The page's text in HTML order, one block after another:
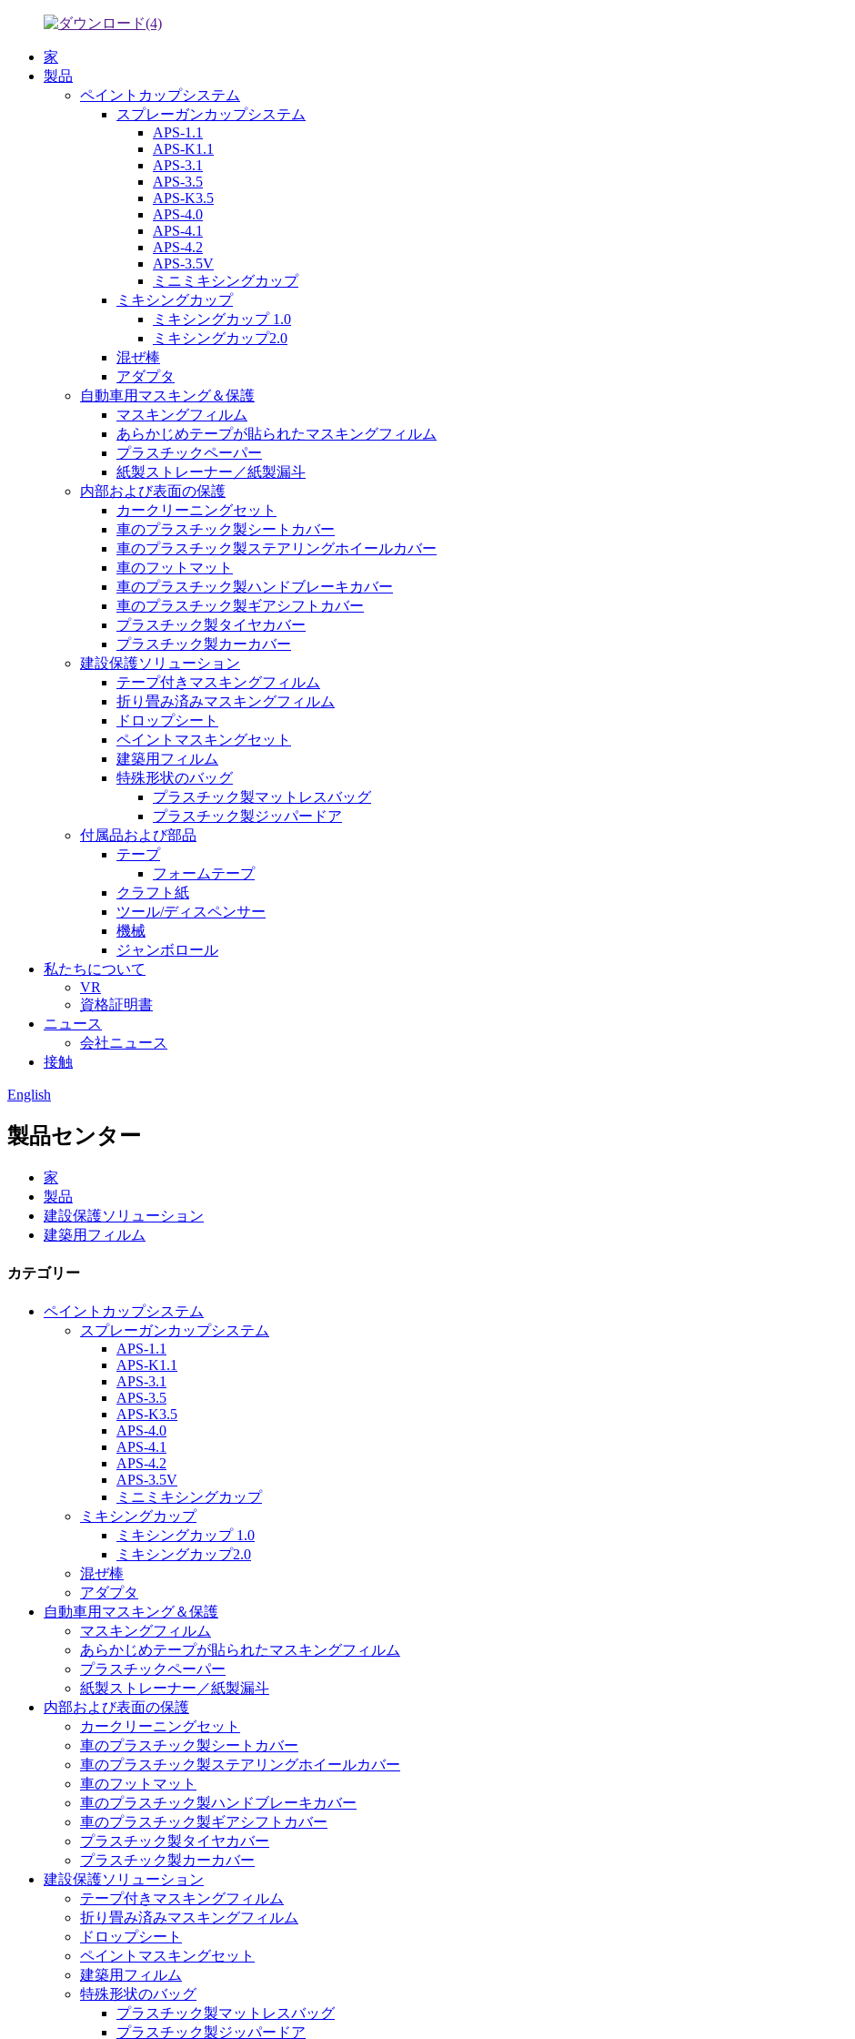
家
製品
ペイントカップシステム
スプレーガンカップシステム
APS-1.1
APS-K1.1
APS-3.1
APS-3.5
APS-K3.5
APS-4.0
APS-4.1
APS-4.2
APS-3.5V
ミニミキシングカップ
ミキシングカップ
ミキシングカップ 1.0
ミキシングカップ2.0
混ぜ棒
アダプタ
自動車用マスキング＆保護
マスキングフィルム
あらかじめテープが貼られたマスキングフィルム
プラスチックペーパー
紙製ストレーナー／紙製漏斗
内部および表面の保護
カークリーニングセット
車のプラスチック製シートカバー
車のプラスチック製ステアリングホイールカバー
車のフットマット
車のプラスチック製ハンドブレーキカバー
車のプラスチック製ギアシフトカバー
プラスチック製タイヤカバー
プラスチック製カーカバー
建設保護ソリューション
テープ付きマスキングフィルム
折り畳み済みマスキングフィルム
ドロップシート
ペイントマスキングセット
建築用フィルム
特殊形状のバッグ
プラスチック製マットレスバッグ
プラスチック製ジッパードア
付属品および部品
テープ
フォームテープ
クラフト紙
ツール/ディスペンサー
機械
ジャンボロール
私たちについて
VR
資格証明書
ニュース
会社ニュース
接触
English
製品センター
家
製品
建設保護ソリューション
建築用フィルム
カテゴリー
ペイントカップシステム
スプレーガンカップシステム
APS-1.1
APS-K1.1
APS-3.1
APS-3.5
APS-K3.5
APS-4.0
APS-4.1
APS-4.2
APS-3.5V
ミニミキシングカップ
ミキシングカップ
ミキシングカップ 1.0
ミキシングカップ2.0
混ぜ棒
アダプタ
自動車用マスキング＆保護
マスキングフィルム
あらかじめテープが貼られたマスキングフィルム
プラスチックペーパー
紙製ストレーナー／紙製漏斗
内部および表面の保護
カークリーニングセット
車のプラスチック製シートカバー
車のプラスチック製ステアリングホイールカバー
車のフットマット
車のプラスチック製ハンドブレーキカバー
車のプラスチック製ギアシフトカバー
プラスチック製タイヤカバー
プラスチック製カーカバー
建設保護ソリューション
テープ付きマスキングフィルム
折り畳み済みマスキングフィルム
ドロップシート
ペイントマスキングセット
建築用フィルム
特殊形状のバッグ
プラスチック製マットレスバッグ
プラスチック製ジッパードア